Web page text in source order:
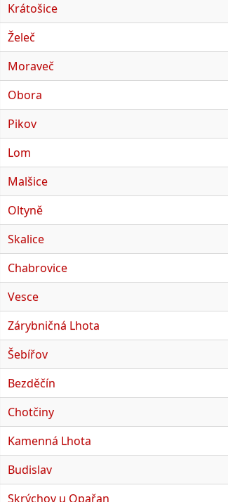
Krátošice
Želeč
Moraveč
Obora
Pikov
Lom
Malšice
Oltyně
Skalice
Chabrovice
Vesce
Zárybničná Lhota
Šebířov
Bezděčín
Chotčiny
Kamenná Lhota
Budislav
Skrýchov u Opařan